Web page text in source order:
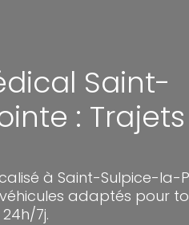
Saint-
: Trajets
à Saint-Sulpice-la-
adaptés pour
7j.